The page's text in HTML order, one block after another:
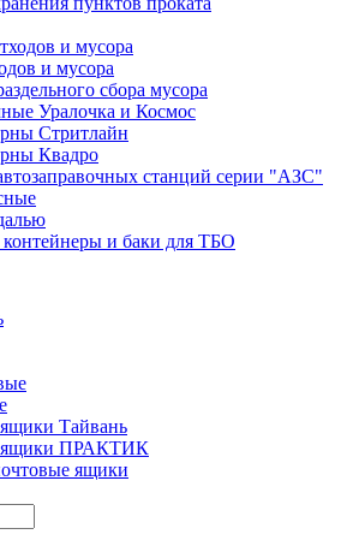
и мусора
сбора мусора
Уралочка и Космос
Стритлайн
Квадро
станций серии "АЗС"
и баки для ТБО
Тайвань
ящики ПРАКТИК
ящики